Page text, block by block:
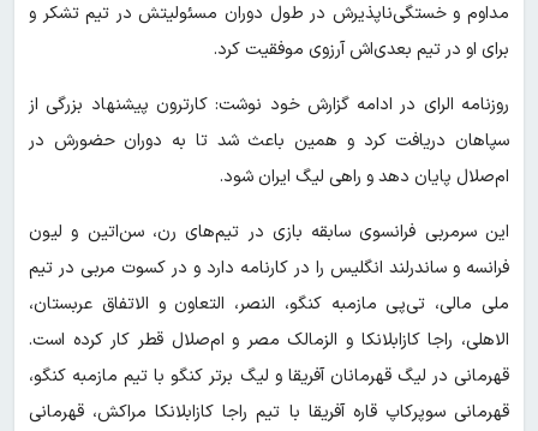
مداوم و خستگی‌ناپذیرش در طول دوران مسئولیتش در تیم تشکر و
برای او در تیم بعدی‌اش آرزوی موفقیت کرد.
روزنامه الرای در ادامه گزارش خود نوشت: کارترون پیشنهاد بزرگی از
سپاهان دریافت کرد و همین باعث شد تا به دوران حضورش در
ام‌صلال پایان دهد و راهی لیگ ایران شود.
این سرمربی فرانسوی سابقه بازی در تیم‌های رن، سن‌اتین و لیون
فرانسه و ساندرلند انگلیس را در کارنامه دارد و در کسوت مربی در تیم
ملی مالی، تی‌پی مازمبه کنگو، النصر، التعاون و الاتفاق عربستان،
الاهلی، راجا کازابلانکا و الزمالک مصر و ام‌صلال قطر کار کرده است.
قهرمانی در لیگ قهرمانان آفریقا و لیگ برتر کنگو با تیم مازمبه کنگو،
قهرمانی سوپرکاپ قاره آفریقا با تیم راجا کازابلانکا مراکش، قهرمانی